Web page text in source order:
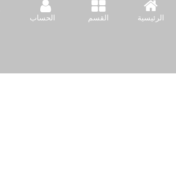
الرئيسية القسم الحساب
شركة بازاركوم للتجهيزات الغدائية
96594124128+